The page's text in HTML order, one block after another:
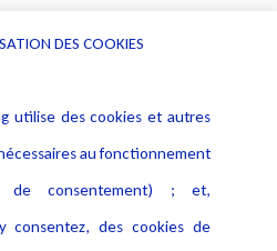
Publications
DES COOKIES
utilise des cookies et autres
au fonctionnement
de consentement) ; et,
consentez, des cookies de